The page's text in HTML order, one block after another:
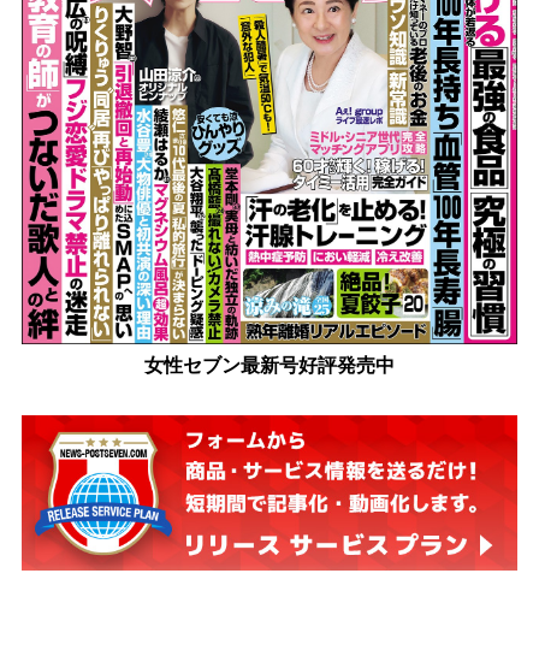
女性セブン最新号好評発売中